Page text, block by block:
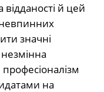
відданості й цей
невпинних
значні
на